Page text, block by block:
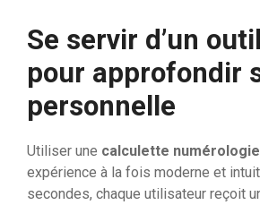
Se servir d’un
pour approfondir
personnelle
Utiliser une calculette numérologie
expérience à la fois moderne et
secondes, chaque utilisateur reçoit